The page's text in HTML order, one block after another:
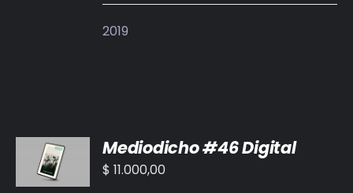
2019
AL
CARRITO
/
Mediodicho #46 Digital
$ 11.000,00